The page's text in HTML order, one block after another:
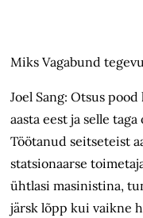
Miks Vagabund
Joel Sang: Otsus
aasta eest ja selle
Töötanud seitseteist
statsionaarse
ühtlasi masinistina,
järsk lõpp kui vaikne